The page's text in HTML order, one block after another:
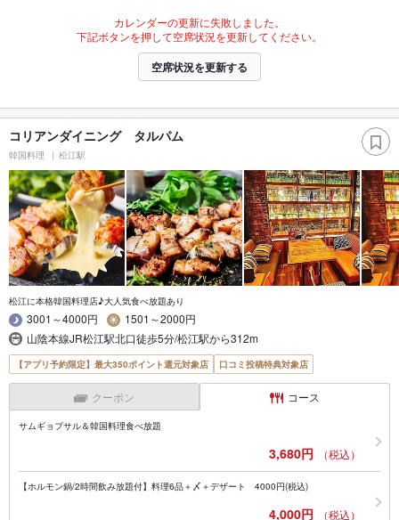
カレンダーの更新に失敗しました。
下記ボタンを押して空席状況を更新してください。
空席状況を更新する
コリアンダイニング タルパム
韓国料理 松江駅
松江に本格韓国料理店♪大人気食べ放題あり
3001～4000円
1501～2000円
山陰本線JR松江駅北口徒歩5分/松江駅から312m
【アプリ予約限定】最大350ポイント還元対象店 口コミ投稿特典対象店
クーポン コース
サムギョプサル＆韓国料理食べ放題
3,680円 （税込）
【ホルモン鍋/2時間飲み放題付】料理6品＋〆＋デザート 4000円(税込)
4,000円 （税込）